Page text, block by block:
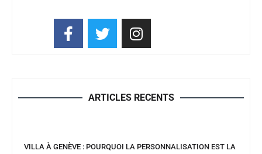
ARTICLES RECENTS
VILLA À GENÈVE : POURQUOI LA PERSONNALISATION EST LA